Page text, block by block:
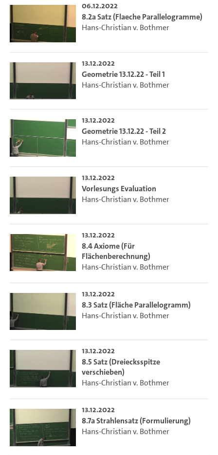
06.12.2022
8.2a Satz (Flaeche Parallelogramme)
Hans-Christian v. Bothmer
13.12.2022
Geometrie 13.12.22 - Teil 1
Hans-Christian v. Bothmer
13.12.2022
Geometrie 13.12.22 - Teil 2
Hans-Christian v. Bothmer
13.12.2022
Vorlesungs Evaluation
Hans-Christian v. Bothmer
13.12.2022
8.4 Axiome (Für
Flächenberechnung)
Hans-Christian v. Bothmer
13.12.2022
8.3 Satz (Fläche Parallelogramm)
Hans-Christian v. Bothmer
13.12.2022
8.5 Satz (Dreiecksspitze
verschieben)
Hans-Christian v. Bothmer
13.12.2022
8.7a Strahlensatz (Formulierung)
Hans-Christian v. Bothmer